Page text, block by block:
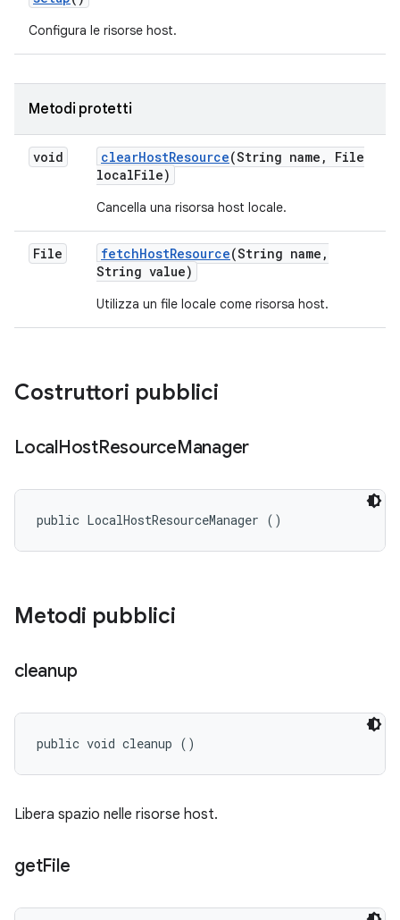
Configura le risorse host.
Metodi protetti
void clearHostResource(String name ,
File
localFile)
Cancella una risorsa host locale.
File fetchHostResource(String name ,
String value)
Utilizza un file locale come risorsa host.
Costruttori pubblici
LocalHostResourceManager
public LocalHostResourceManager ()
Metodi pubblici
cleanup
public void cleanup ()
Libera spazio nelle risorse host.
getFile